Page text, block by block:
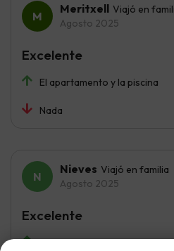
Meritxell Viajó en
Agosto 2025
El apartamento y la piscina
Nada
Excelente
Nieves Viajó en familia
Agosto 2025
Todo a estado genial, los
Excelente